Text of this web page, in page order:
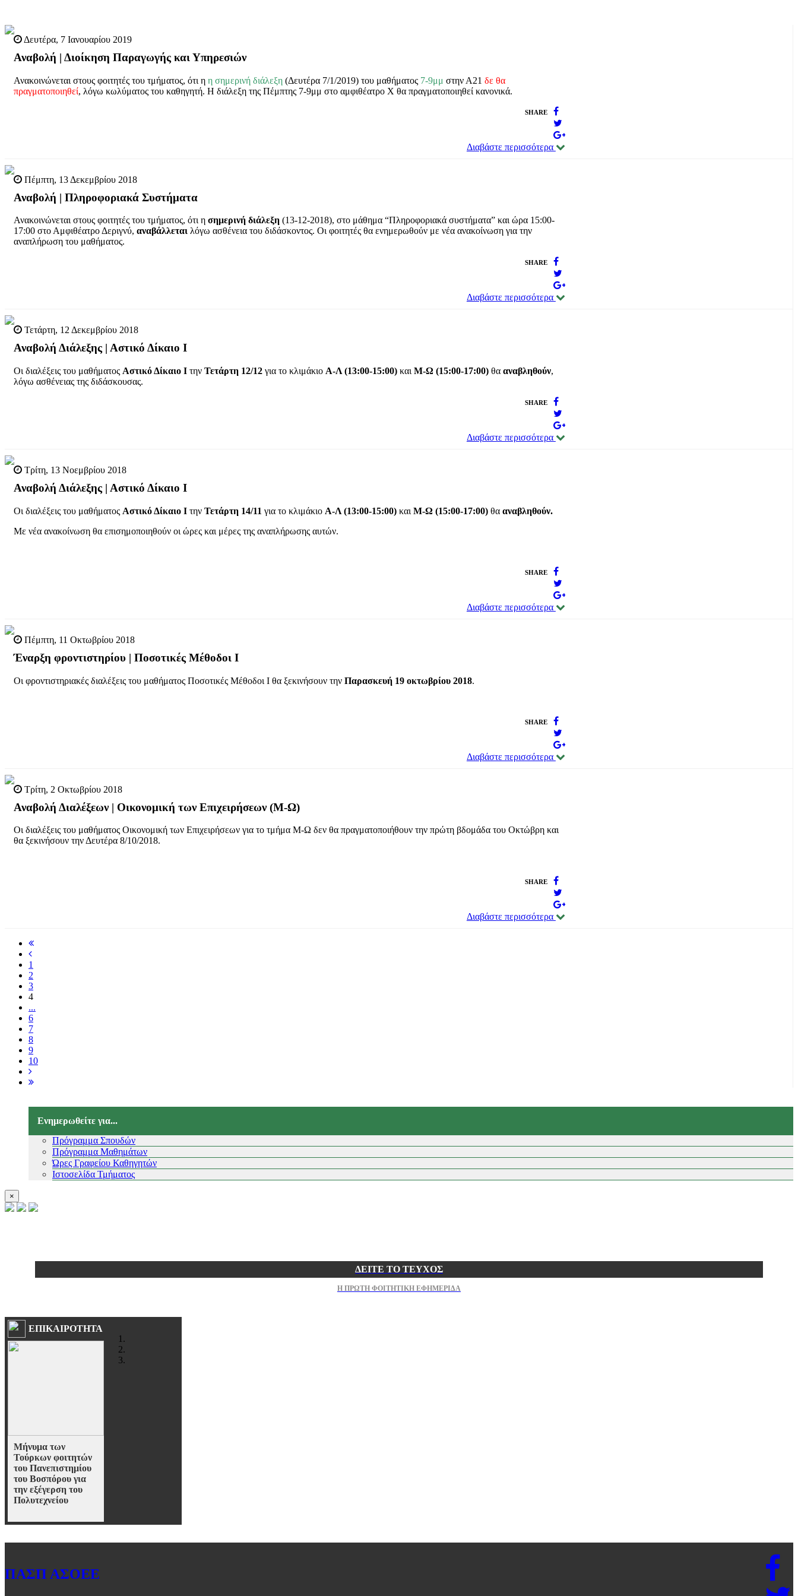
Δευτέρα, 7 Ιανουαρίου 2019
Αναβολή | Διοίκηση Παραγωγής και Υπηρεσιών
Ανακοινώνεται στους φοιτητές του τμήματος, ότι η η σημερινή διάλεξη (Δευτέρα 7/1/2019) του μαθήματος 7-9μμ στην Α21 δε θα
πραγματοποιηθεί, λόγω κωλύματος του καθηγητή. Η διάλεξη της Πέμπτης 7-9μμ στο αμφιθέατρο Χ θα πραγματοποιηθεί κανονικά.
SHARE
Διαβάστε περισσότερα
Πέμπτη, 13 Δεκεμβρίου 2018
Αναβολή | Πληροφοριακά Συστήματα
Ανακοινώνεται στους φοιτητές του τμήματος, ότι η σημερινή διάλεξη (13-12-2018), στο μάθημα “Πληροφοριακά συστήματα” και ώρα 15:00-
17:00 στο Αμφιθέατρο Δεριγνύ, αναβάλλεται λόγω ασθένεια του διδάσκοντος. Οι φοιτητές θα ενημερωθούν με νέα ανακοίνωση για την
αναπλήρωση του μαθήματος.
SHARE
Διαβάστε περισσότερα
Τετάρτη, 12 Δεκεμβρίου 2018
Αναβολή Διάλεξης | Αστικό Δίκαιο Ι
Οι διαλέξεις του μαθήματος Αστικό Δίκαιο Ι την Τετάρτη 12/12 για το κλιμάκιο Α-Λ (13:00-15:00) και Μ-Ω (15:00-17:00) θα αναβληθούν,
λόγω ασθένειας της διδάσκουσας.
SHARE
Διαβάστε περισσότερα
Τρίτη, 13 Νοεμβρίου 2018
Αναβολή Διάλεξης | Αστικό Δίκαιο I
Οι διαλέξεις του μαθήματος Αστικό Δίκαιο I την Τετάρτη 14/11 για το κλιμάκιο Α-Λ (13:00-15:00) και Μ-Ω (15:00-17:00) θα αναβληθούν.
Με νέα ανακοίνωση θα επισημοποιηθούν οι ώρες και μέρες της αναπλήρωσης αυτών.
SHARE
Διαβάστε περισσότερα
Πέμπτη, 11 Οκτωβρίου 2018
Έναρξη φροντιστηρίου | Ποσοτικές Μέθοδοι Ι
Οι φροντιστηριακές διαλέξεις του μαθήματος Ποσοτικές Μέθοδοι Ι θα ξεκινήσουν την Παρασκευή 19 οκτωβρίου 2018.
SHARE
Διαβάστε περισσότερα
Τρίτη, 2 Οκτωβρίου 2018
Αναβολή Διαλέξεων | Οικονομική των Επιχειρήσεων (Μ-Ω)
Οι διαλέξεις του μαθήματος Οικονομική των Επιχειρήσεων για το τμήμα Μ-Ω δεν θα πραγματοποιήθουν την πρώτη βδομάδα του Οκτώβρη και
θα ξεκινήσουν την Δευτέρα 8/10/2018.
SHARE
Διαβάστε περισσότερα
1
2
3
4
...
6
7
8
9
10
Ενημερωθείτε για...
Πρόγραμμα Σπουδών
Πρόγραμμα Μαθημάτων
Ώρες Γραφείου Καθηγητών
Ιστοσελίδα Τμήματος
×
ΔΕΙΤΕ ΤΟ ΤΕΥΧΟΣ
Η ΠΡΩΤΗ ΦΟΙΤΗΤΙΚΗ ΕΦΗΜΕΡΙΔΑ
ΕΠΙΚΑΙΡΟΤΗΤΑ
Μήνυμα των
Τούρκων φοιτητών
του Πανεπιστημίου
του Βοσπόρου για
την εξέγερση του
Πολυτεχνείου
μετά από πρόσκληση
φοιτητών και Καθηγητών
ΠΑΣΠ ΑΣΟΕΕ